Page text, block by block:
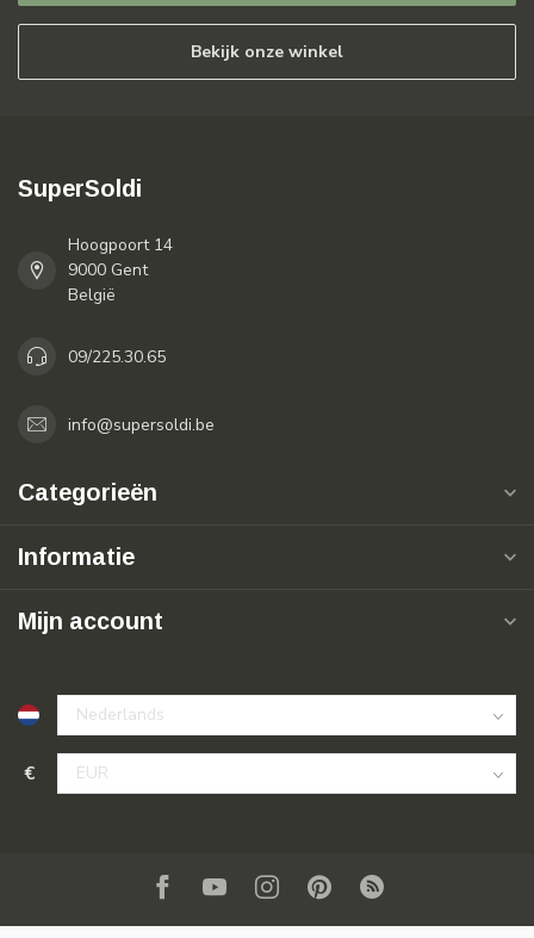
Bekijk onze winkel
SuperSoldi
Hoogpoort 14
9000 Gent
België
09/225.30.65
info@supersoldi.be
Categorieën
Informatie
Mijn account
€